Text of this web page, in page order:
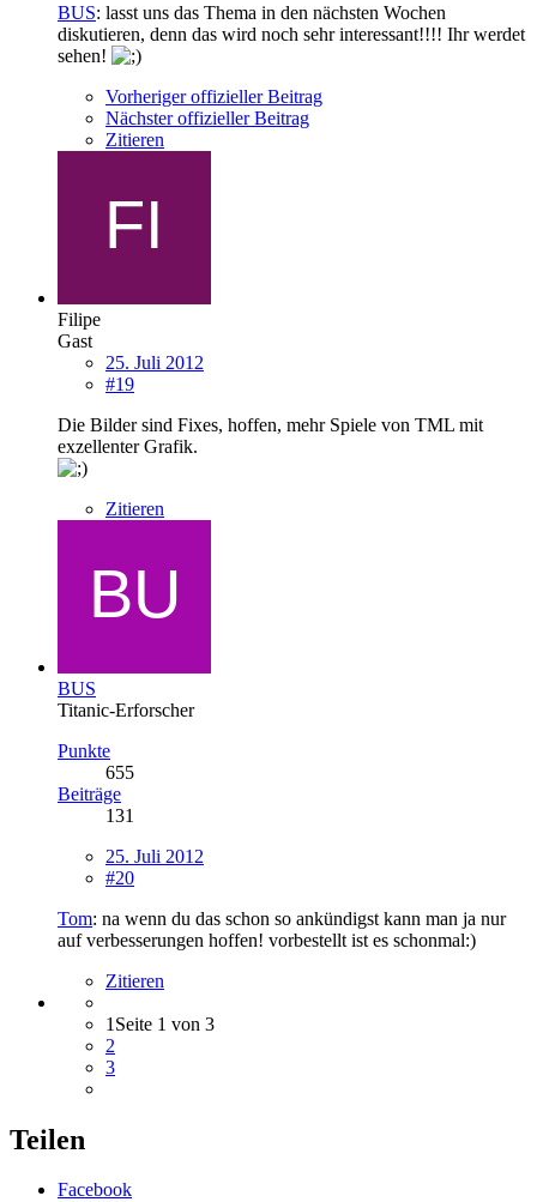
BUS: lasst uns das Thema in den nächsten Wochen
diskutieren, denn das wird noch sehr interessant!!!! Ihr werdet
sehen!
Vorheriger offizieller Beitrag
Nächster offizieller Beitrag
Zitieren
Filipe
Gast
25. Juli 2012
#19
Die Bilder sind Fixes, hoffen, mehr Spiele von TML mit
exzellenter Grafik.
Zitieren
BUS
Titanic-Erforscher
Punkte
655
Beiträge
131
25. Juli 2012
#20
Tom: na wenn du das schon so ankündigst kann man ja nur
auf verbesserungen hoffen! vorbestellt ist es schonmal:)
Zitieren
1 Seite 1 von 3
2
3
Teilen
Facebook